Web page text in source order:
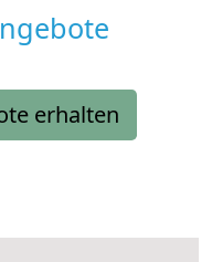
erhalten